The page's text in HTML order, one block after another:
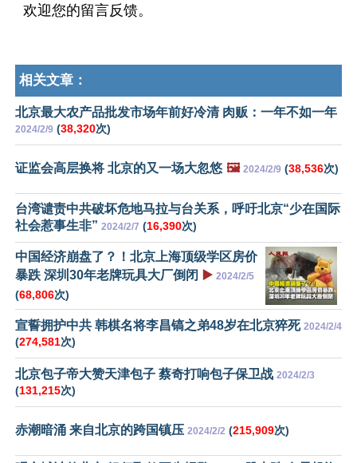
欢迎您的留言反馈。
相关文章：
北京最大农产品批发市场年前好冷清 肉贩：一年不如一年
2024/2/9 (38,320次)
证监会高层换将 北京的又一场大忽悠 🖼️ 2024/2/9 (38,536次)
台湾谴责中共破坏危地马拉与台关系，呼吁北京“少在国际
社会惹事生非” 2024/2/7 (16,390次)
中国经济崩盘了？！北京上海顶级学区房价
暴跌 深圳30年老牌玩具大厂倒闭 ▶️ 2024/2/5
(68,806次)
宣誓拥护中共 韩棋名将李昌镐之弟48岁在北京猝死 2024/2/4
(274,581次)
北京包子帝大赞天津包子 蔡奇打响包子保卫战 2024/2/3
(131,215次)
赤潮暗涌 来自北京的跨国镇压 2024/2/2 (215,909次)